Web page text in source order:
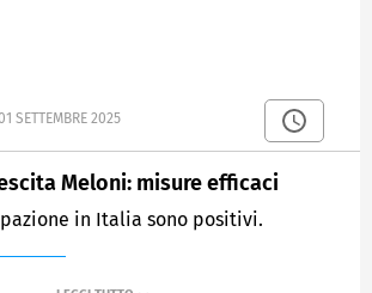
SETTEMBRE 2025
Meloni: misure efficaci
in Italia sono positivi.